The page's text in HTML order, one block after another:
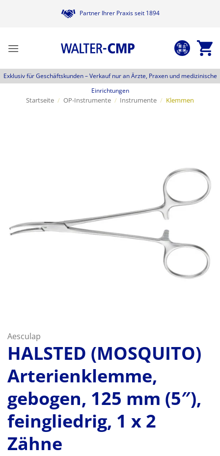
Partner Ihrer Praxis seit 1894
Exklusiv für Geschäftskunden –Verkauf nur an Ärzte, Praxen und medizinische
Einrichtungen
Startseite / OP-Instrumente / Instrumente / Klemmen
Aesculap
HALSTED (MOSQUITO)
Arterienklemme,
gebogen, 125 mm (5″),
feingliedrig, 1 x 2
Zähne